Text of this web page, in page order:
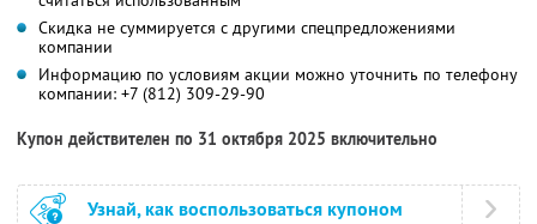
Скидка не суммируется с другими спецпредложениями
компании
Информацию по условиям акции можно уточнить по телефону
компании: +7 (812) 309-29-90
Купон действителен по 31 октября 2025 включительно
Узнай, как воспользоваться купоном